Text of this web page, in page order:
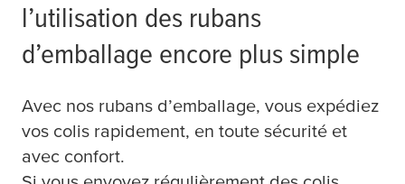
l’utilisation des rubans
d’emballage encore plus simple
Avec nos rubans d’emballage, vous expédiez
vos colis rapidement, en toute sécurité et
avec confort.